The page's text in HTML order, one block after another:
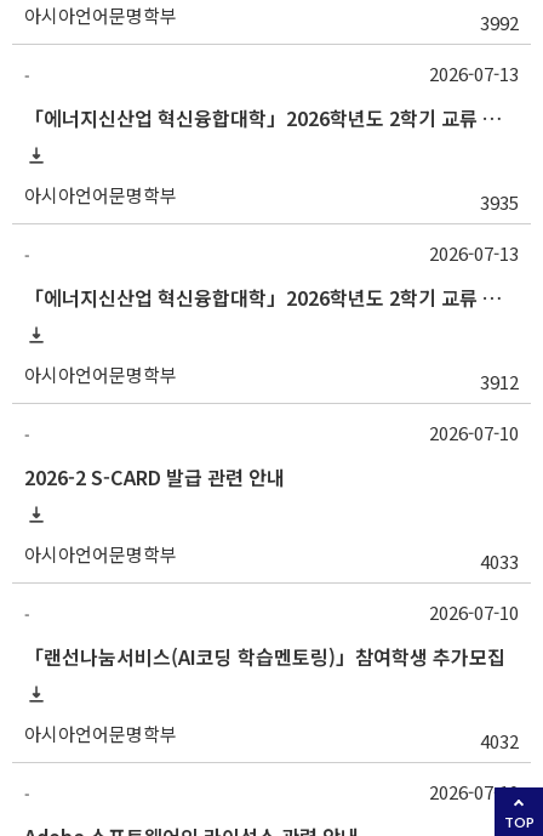
아시아언어문명학부 3992
-
「에너지신산업 혁신융합대학」2026학년도 2학기 교류 수학 안내 (부산대)
아시아언어문명학부 3935
2026-07-13
-
「에너지신산업 혁신융합대학」2026학년도 2학기 교류 수학 안내 (고려대)
아시아언어문명학부 3912
2026-07-13
-
2026-2 S-CARD 발급 관련 안내
아시아언어문명학부 4033
2026-07-10
-
「랜선나눔서비스(AI코딩 학습멘토링)」참여학생 추가모집
아시아언어문명학부 4032
2026-07-10
- 2026-07-10
TOP